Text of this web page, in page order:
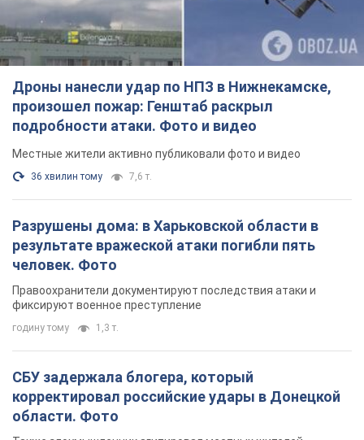
Дроны нанесли удар по НПЗ в Нижнекамске,
произошел пожар: Генштаб раскрыл
подробности атаки. Фото и видео
Местные жители активно публиковали фото и видео
36 хвилин тому 7,6 т.
Разрушены дома: в Харьковской области в
результате вражеской атаки погибли пять
человек. Фото
Правоохранители документируют последствия атаки и
фиксируют военное преступление
годину тому 1,3 т.
СБУ задержала блогера, который
корректировал российские удары в Донецкой
области. Фото